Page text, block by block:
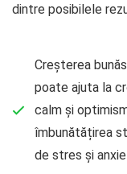
dintre posibilele
Creșterea
poate ajuta la
calm și
îmbunătățirea
de stres și